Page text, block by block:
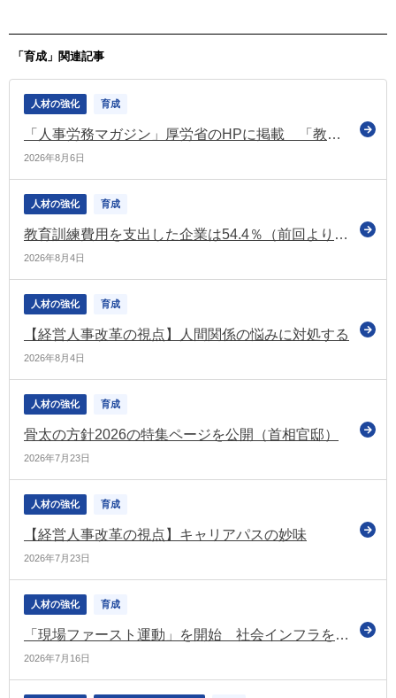
「育成」関連記事
人材の強化 育成
「人事労務マガジン」厚労省のHPに掲載 「教育訓練休暇給付金のご案内」などの情報を掲載
2026年8月6日
人材の強化 育成
教育訓練費用を支出した企業は54.4％（前回より0.5ポイント低下）（令和7年度 能力開発基本調査）
2026年8月4日
人材の強化 育成
【経営人事改革の視点】人間関係の悩みに対処する
2026年8月4日
人材の強化 育成
骨太の方針2026の特集ページを公開（首相官邸）
2026年7月23日
人材の強化 育成
【経営人事改革の視点】キャリアパスの妙味
2026年7月23日
人材の強化 育成
「現場ファースト運動」を開始 社会インフラを安全かつ持続可能なものに（経産省・国交省）
2026年7月16日